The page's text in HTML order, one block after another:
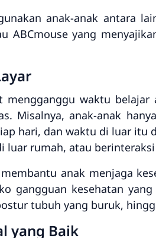
anak-anak antara
ABCmouse yang
mengganggu waktu
Misalnya, anak-anak
hari, dan waktu di luar itu
rumah, atau
anak menjaga
gangguan kesehatan
tubuh yang buruk,
yang Baik